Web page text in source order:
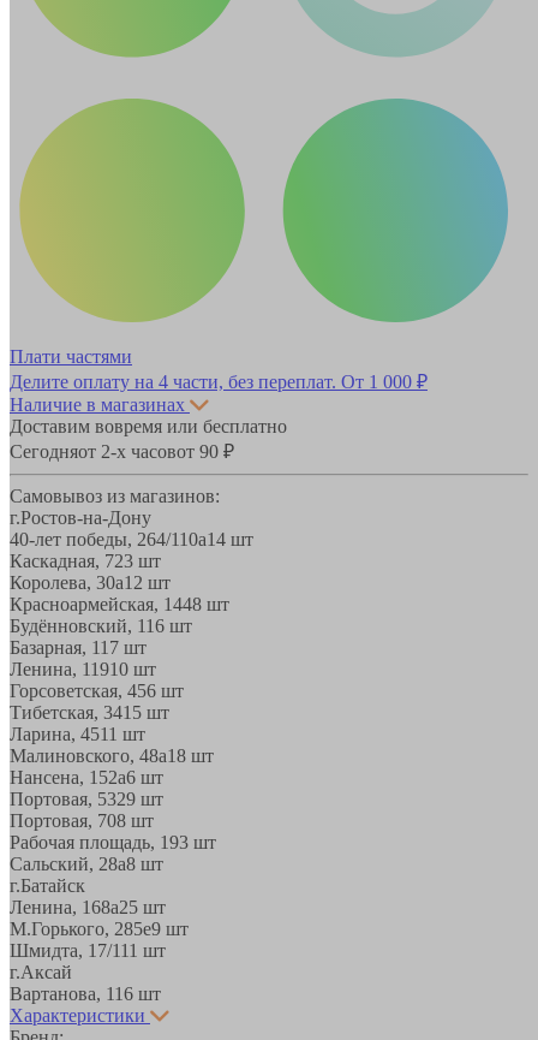
Плати частями
Делите оплату на 4 части, без переплат. От 1 000 ₽
Наличие в магазинах
Доставим вовремя или бесплатно
Сегодняот 2-х часовот 90 ₽
Самовывоз из магазинов:
г.Ростов-на-Дону
40-лет победы, 264/110а14 шт
Каскадная, 723 шт
Королева, 30а12 шт
Красноармейская, 1448 шт
Будённовский, 116 шт
Базарная, 11 7 шт
Ленина, 11910 шт
Горсоветская, 456 шт
Тибетская, 3415 шт
Ларина, 4511 шт
Малиновского, 48а18 шт
Нансена, 152а6 шт
Портовая, 5329 шт
Портовая, 708 шт
Рабочая площадь, 193 шт
Сальский, 28a8 шт
г.Батайск
Ленина, 168а25 шт
М.Горького, 285е9 шт
Шмидта, 17/111 шт
г.Аксай
Вартанова, 116 шт
Характеристики